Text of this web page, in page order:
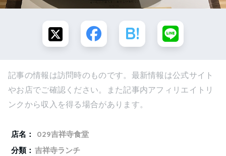
記事の情報は訪問時のものです。最新情報は公式サイト
やお店でご確認ください。また記事内アフィリエイトリ
ンクから収入を得る場合があります。
店名：
029吉祥寺食堂
分類： 吉祥寺ランチ